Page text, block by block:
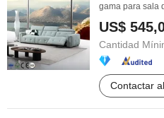
gama para sala
US$
Cantidad
Contactar